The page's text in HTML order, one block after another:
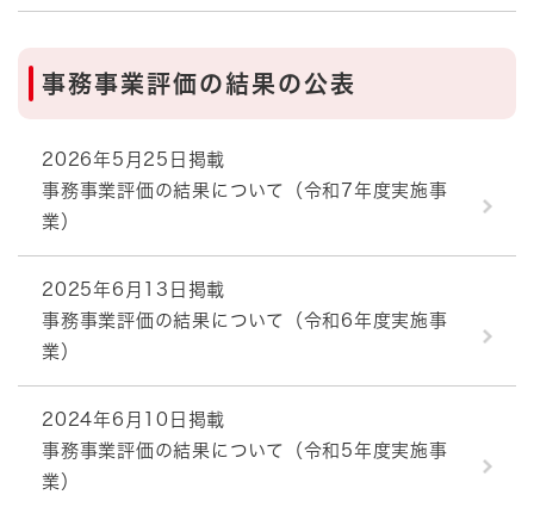
事務事業評価の結果の公表
2026年5月25日掲載
事務事業評価の結果について（令和7年度実施事
業）
2025年6月13日掲載
事務事業評価の結果について（令和6年度実施事
業）
2024年6月10日掲載
事務事業評価の結果について（令和5年度実施事
業）